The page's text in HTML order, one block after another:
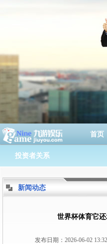
首页
投资者关系
新闻动态
世界杯体育它
发布日期：2026-06-02